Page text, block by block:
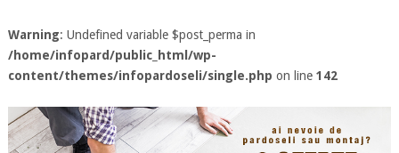
Warning: Undefined variable $post_perma in
/home/infopard/public_html/wp-
content/themes/infopardoseli/single.php on line 142